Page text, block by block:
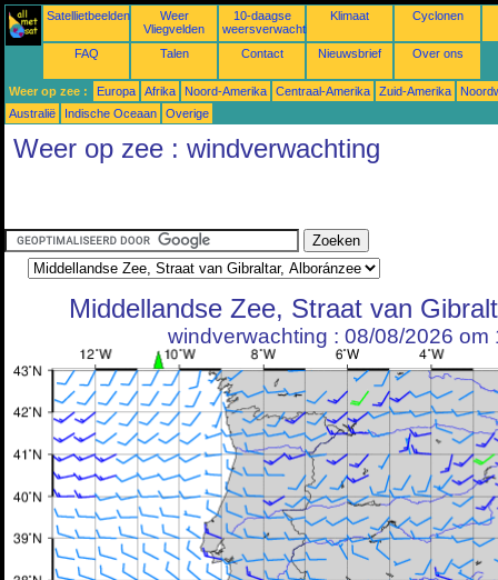
Satellietbeelden
Weer
Vliegvelden
10-daagse
weersverwachtingen
Klimaat Cyclonen
FAQ Talen Contact Nieuwsbrief Over ons
Weer op zee : Europa Afrika Noord-Amerika Centraal-Amerika Zuid-Amerika
Australië
Indische Oceaan Overige
Weer op zee : windverwachting
Middellandse Zee, Straat van
windverwachting : 08/08/2026 om